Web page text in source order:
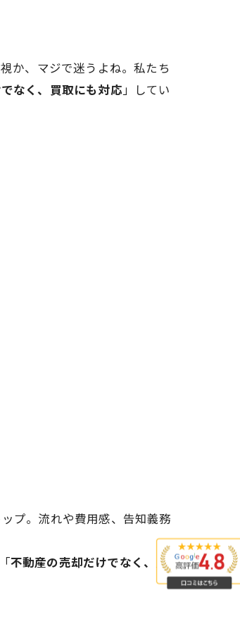
か、マジで迷うよね。私たち
なく、買取にも対応」してい
プ。流れや費用感、告知義務
不動産の売却だけでなく、買